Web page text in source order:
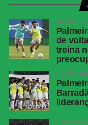
PALMEIRAS
de
treina